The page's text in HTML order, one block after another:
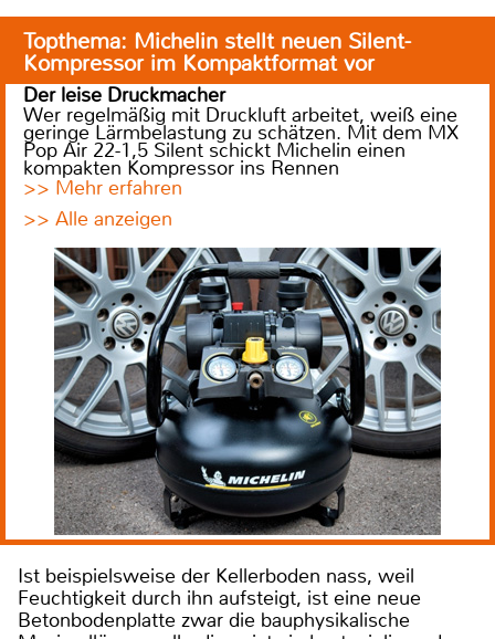
Topthema: Michelin stellt neuen Silent-
Kompressor im Kompaktformat vor
Der leise Druckmacher
Wer regelmäßig mit Druckluft arbeitet, weiß eine
geringe Lärmbelastung zu schätzen. Mit dem MX
Pop Air 22-1,5 Silent schickt Michelin einen
kompakten Kompressor ins Rennen
>> Mehr erfahren
>> Alle anzeigen
Ist beispielsweise der Kellerboden nass, weil
Feuchtigkeit durch ihn aufsteigt, ist eine neue
Betonbodenplatte zwar die bauphysikalische